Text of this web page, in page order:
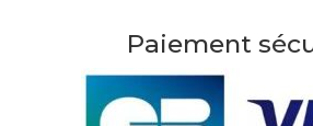
Paiement